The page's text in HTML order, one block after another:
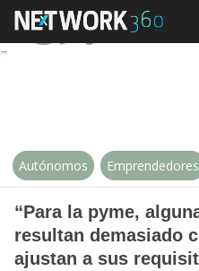
Autónomos Emprendedores
“Para la pyme,
resultan demasiado
ajustan a sus